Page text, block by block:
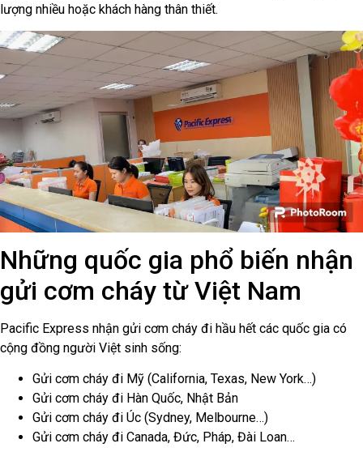
lượng nhiều hoặc khách hàng thân thiết.
Những quốc gia phổ biến nhận
gửi cơm cháy từ Việt Nam
Pacific Express nhận gửi cơm cháy đi hầu hết các quốc gia có
cộng đồng người Việt sinh sống:
Gửi cơm cháy đi Mỹ (California, Texas, New York…)
Gửi cơm cháy đi Hàn Quốc, Nhật Bản
Gửi cơm cháy đi Úc (Sydney, Melbourne…)
Gửi cơm cháy đi Canada, Đức, Pháp, Đài Loan…